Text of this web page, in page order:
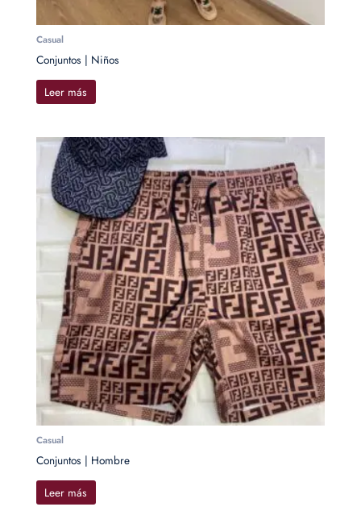
Casual
Conjuntos | Niños
Leer más
Casual
Conjuntos | Hombre
Leer más